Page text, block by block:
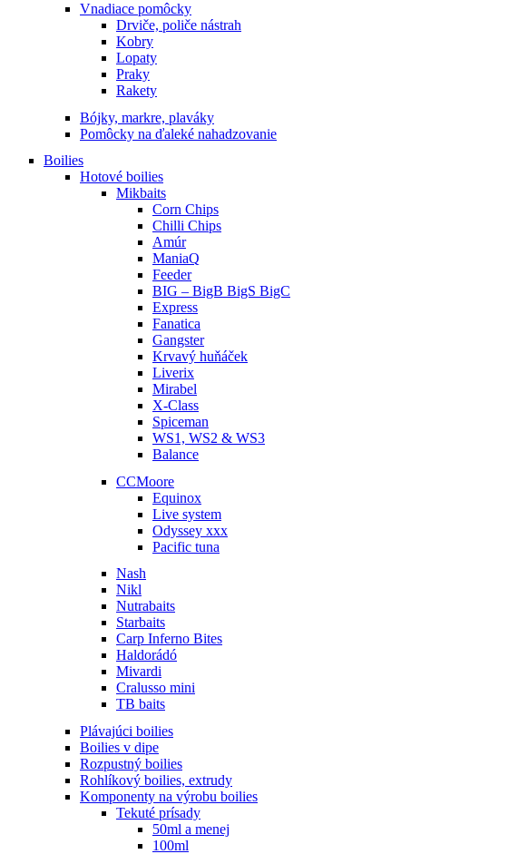
Vnadiace pomôcky
Drviče, poliče nástrah
Kobry
Lopaty
Praky
Rakety
Bójky, markre, plaváky
Pomôcky na ďaleké nahadzovanie
Boilies
Hotové boilies
Mikbaits
Corn Chips
Chilli Chips
Amúr
ManiaQ
Feeder
BIG – BigB BigS BigC
Express
Fanatica
Gangster
Krvavý huňáček
Liverix
Mirabel
X-Class
Spiceman
WS1, WS2 & WS3
Balance
CCMoore
Equinox
Live system
Odyssey xxx
Pacific tuna
Nash
Nikl
Nutrabaits
Starbaits
Carp Inferno Bites
Haldorádó
Mivardi
Cralusso mini
TB baits
Plávajúci boilies
Boilies v dipe
Rozpustný boilies
Rohlíkový boilies, extrudy
Komponenty na výrobu boilies
Tekuté prísady
50ml a menej
100ml